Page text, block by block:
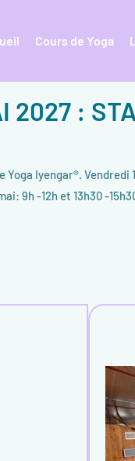
Cours de Yoga
2027 :
Iyengar®. Vendredi
9h -12h et 13h30 -